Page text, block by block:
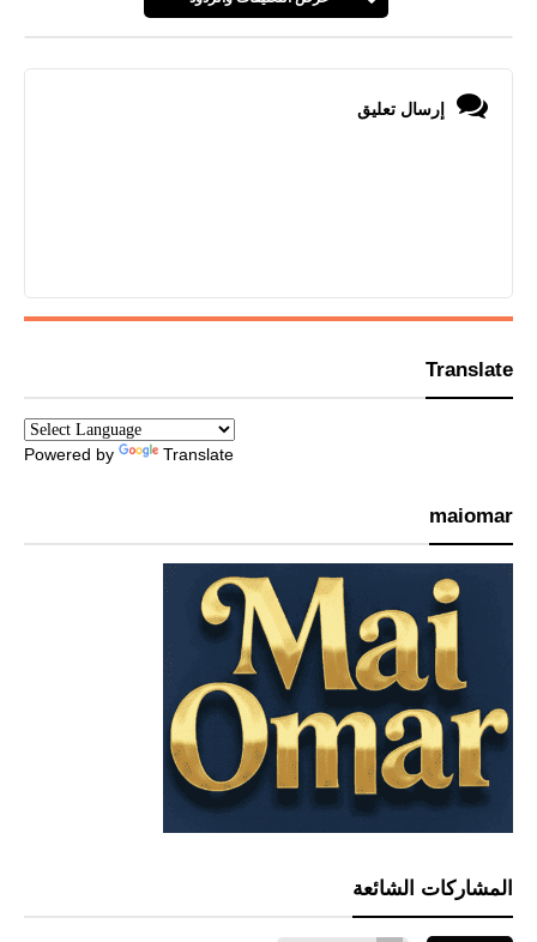
إرسال تعليق
Translate
Powered by Translate
maiomar
المشاركات الشائعة